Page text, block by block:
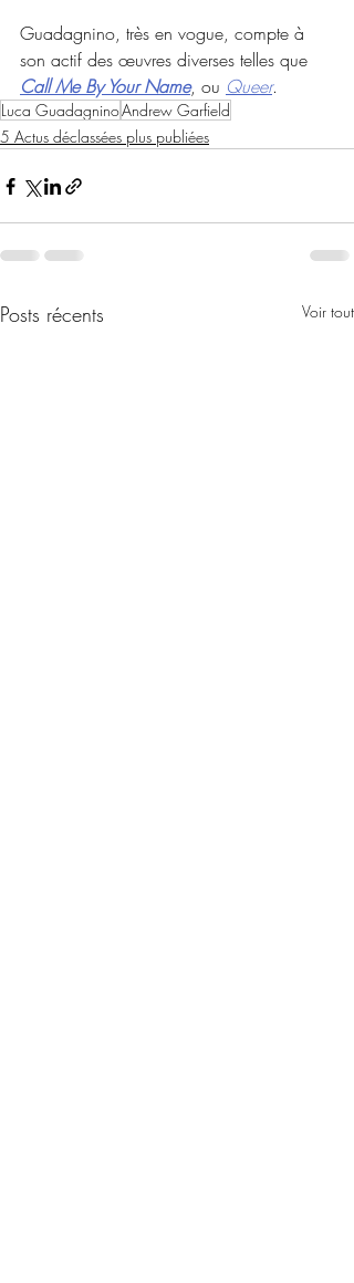
Guadagnino, très en vogue, compte à
son actif des œuvres diverses telles que
Call Me By Your Name, ou Queer.
Luca GuadagninoAndrew Garfield
5 Actus déclassées plus publiées
Posts récents Voir tout